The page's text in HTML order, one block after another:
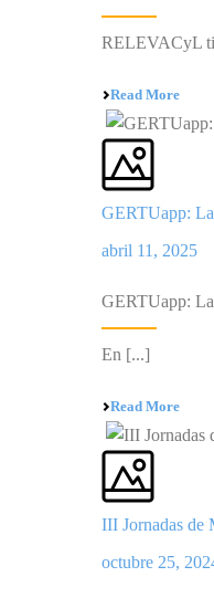
RELEVACyL
Read More
GERTUapp:
abril 11, 2025
GERTUapp:
En [...]
Read More
III Jornadas de
octubre 25,